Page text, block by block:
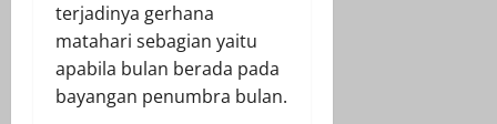
terjadinya gerhana
matahari sebagian yaitu
apabila bulan berada pada
bayangan penumbra bulan.